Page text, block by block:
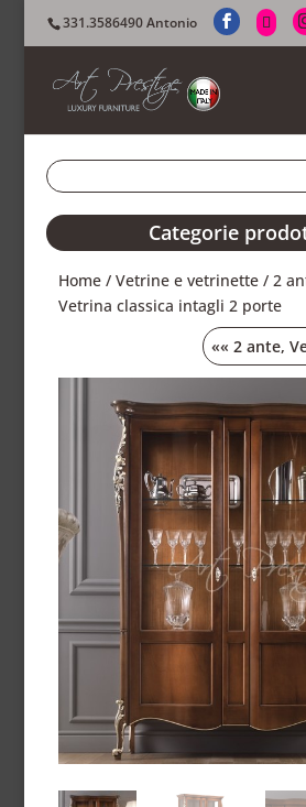
331.3586490 Antonio
Categorie
Home /Vetrine e vetrinette /2
Vetrina classica intagli 2 porte
««2 ante,